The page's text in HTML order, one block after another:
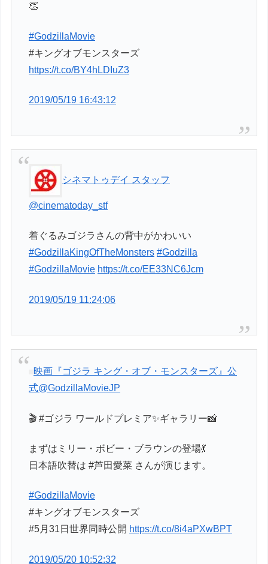
👏
#GodzillaMovie
#キングオブモンスターズ
https://t.co/BY4hLDIuZ3
2019/05/19 16:43:12
シネマトゥデイ スタッフ
@cinematoday_stf
着ぐるみゴジラさんの背中がかわいい
#GodzillaKingOfTheMonsters #Godzilla
#GodzillaMovie https://t.co/EE33NC6Jcm
2019/05/19 11:24:06
映画『ゴジラ キング・オブ・モンスターズ』公
式@GodzillaMovieJP
🎬 #ゴジラ ワールドプレミア✨ギャラリー📸
まずはミリー・ボビー・ブラウンの登場💃
日本語吹替は #芦田愛菜 さんが演じます。
#GodzillaMovie
#キングオブモンスターズ
#5月31日世界同時公開 https://t.co/8i4aPXwBPT
2019/05/20 10:52:32